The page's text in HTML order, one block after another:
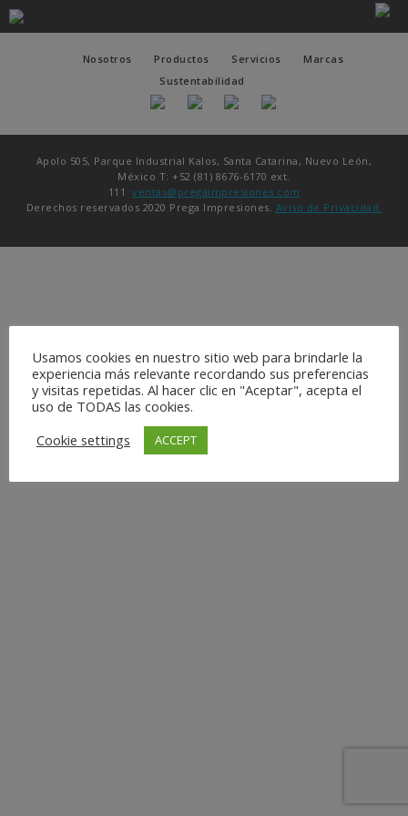
Usamos cookies en nuestro sitio web para brindarle la
experiencia más relevante recordando sus preferencias
y visitas repetidas. Al hacer clic en "Aceptar", acepta el
uso de TODAS las cookies.
Cookie settings
ACCEPT
Nosotros Productos Servicios
Marcas
Sustentabilidad
Apolo 505, Parque Industrial Kalos, Santa Catarina, Nuevo León,
México T: +52 (81) 8676-6170 ext.
111 ventas@pregaimpresiones.com
Derechos reservados 2020 Prega Impresiones. Aviso de Privacidad.